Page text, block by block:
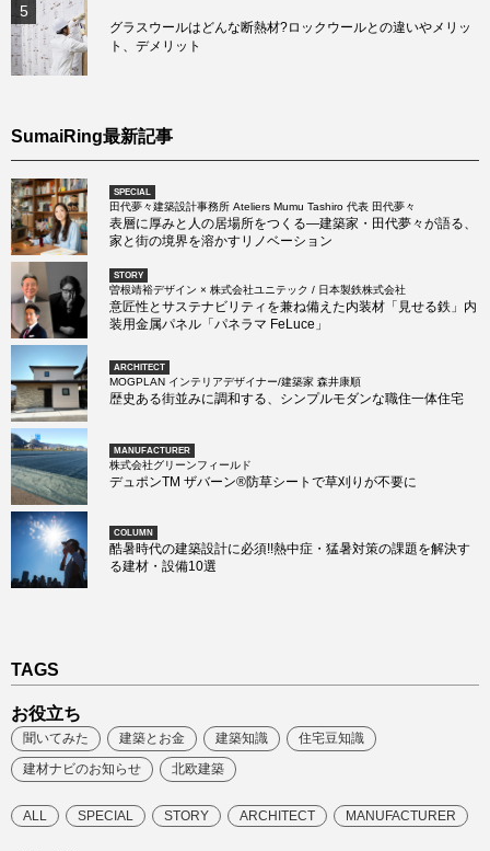
5
グラスウールはどんな断熱材?ロックウールとの違いやメリッ
ト、デメリット
SumaiRing最新記事
SPECIAL
田代夢々建築設計事務所 Ateliers Mumu Tashiro 代表 田代夢々
表層に厚みと人の居場所をつくる―建築家・田代夢々が語る、
家と街の境界を溶かすリノベーション
STORY
曽根靖裕デザイン × 株式会社ユニテック / 日本製鉄株式会社
意匠性とサステナビリティを兼ね備えた内装材「見せる鉄」内
装用金属パネル「パネラマ FeLuce」
ARCHITECT
MOGPLAN インテリアデザイナー/建築家 森井康順
歴史ある街並みに調和する、シンプルモダンな職住一体住宅
MANUFACTURER
株式会社グリーンフィールド
デュポンTM ザバーン®防草シートで草刈りが不要に
COLUMN
酷暑時代の建築設計に必須!!熱中症・猛暑対策の課題を解決す
る建材・設備10選
TAGS
お役立ち
聞いてみた 建築とお金 建築知識
住宅豆知識
建材ナビのお知らせ
北欧建築
ALL SPECIAL STORY ARCHITECT MANUFACTURER